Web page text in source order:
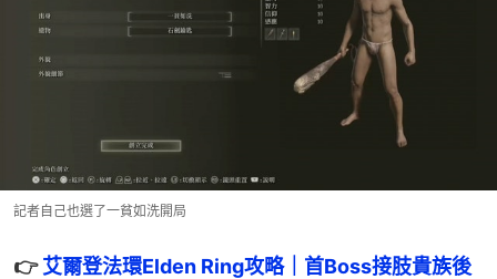
記者自己也選了一貧如洗開局
👉 艾爾登法環Elden Ring攻略｜首Boss接肢貴族後